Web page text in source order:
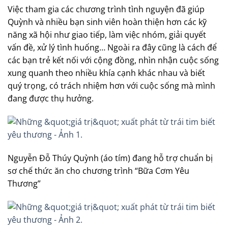
Việc tham gia các chương trình tình nguyện đã giúp
Quỳnh và nhiều bạn sinh viên hoàn thiện hơn các kỹ
năng xã hội như giao tiếp, làm việc nhóm, giải quyết
vấn đề, xử lý tình huống… Ngoài ra đây cũng là cách để
các bạn trẻ kết nối với cộng đồng, nhìn nhận cuộc sống
xung quanh theo nhiều khía cạnh khác nhau và biết
quý trọng, có trách nhiệm hơn với cuộc sống mà mình
đang được thụ hưởng.
Nguyễn Đỗ Thúy Quỳnh (áo tím) đang hỗ trợ chuẩn bị
sơ chế thức ăn cho chương trình “Bữa Cơm Yêu
Thương”